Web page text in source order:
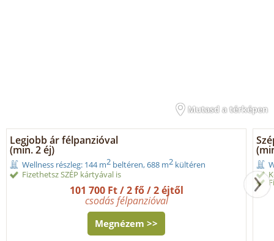
Mutasd a térképen
Legjobb ár félpanzióval
(min. 2 éj)
Wellness részleg: 144 m2 beltéren, 688 m2 kültéren
Fizethetsz SZÉP kártyával is
101 700 Ft / 2 fő / 2 éjtől
csodás félpanzióval
Megnézem >>